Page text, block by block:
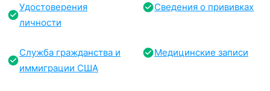
Удостоверения
личности
Сведения о прививках
Служба гражданства и
иммиграции США
Медицинские записи